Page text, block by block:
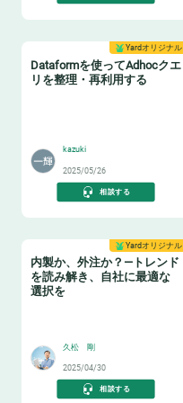
Yardオリジナル
Dataformを使ってAdhocクエ
リを整理・再利用する
kazuki
2025/05/26
相談する
Yardオリジナル
内製か、外注か？—トレンド
を読み解き、自社に最適な
選択を
久松 剛
2025/04/30
相談する